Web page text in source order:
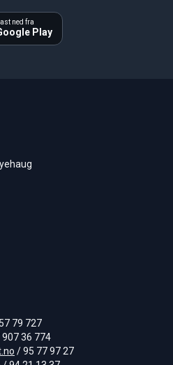
Last ned fra
Play
79 727
36 774
/ 95 77 97 27